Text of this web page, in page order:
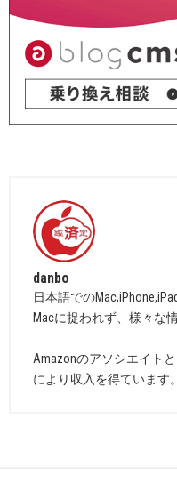
danbo
日本語での
Macに捉われず、様々な
Amazonのアソシエイト
により収入を得ています。